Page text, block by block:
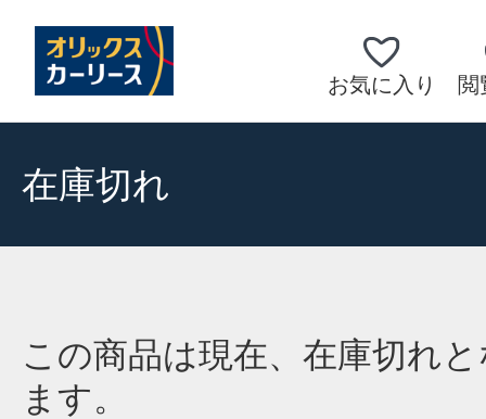
お気に入り 閲
在庫切れ
この商品は現在、在庫切れ
ます。